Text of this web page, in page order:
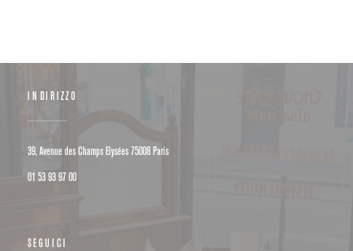
INDIRIZZO
39, Avenue des Champs Elysées 75008 Paris((apre una nuova finestra))
01 53 93 97 00
SEGUICI